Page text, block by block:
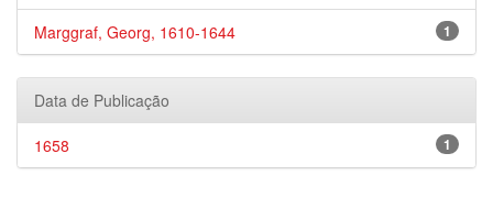
1
Marggraf, Georg, 1610-1644
Data de Publicação
1
1658